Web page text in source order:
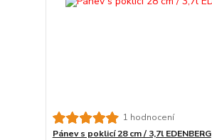
1 hodnocení
Pánev s poklicí 28 cm / 3,7l EDENBERG